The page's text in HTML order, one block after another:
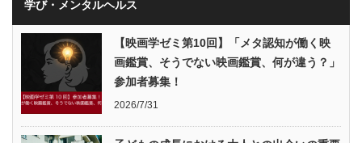
学び・メンタルヘルス
【映画学ゼミ第10回】「メタ認知が働く映
画鑑賞、そうでない映画鑑賞、何が違う？」
参加者募集！
2026/7/31